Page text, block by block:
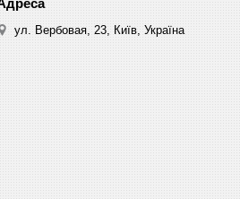
ул. Вербовая, 23, Київ, Україна